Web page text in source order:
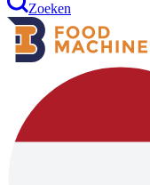
Zoeken